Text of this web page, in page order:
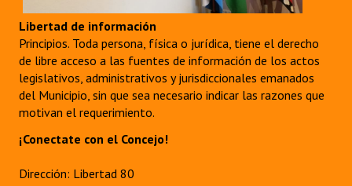
Libertad de información
Principios. Toda persona, física o jurídica, tiene el derecho
de libre acceso a las fuentes de información de los actos
legislativos, administrativos y jurisdiccionales emanados
del Municipio, sin que sea necesario indicar las razones que
motivan el requerimiento.
¡Conectate con el Concejo!
Dirección: Libertad 80